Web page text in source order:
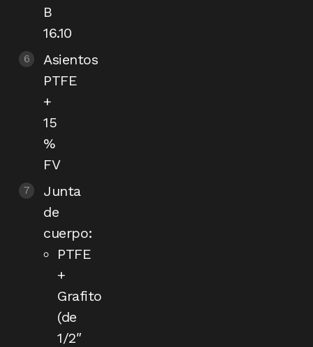
B
16.10
Asientos
PTFE
+
15
%
FV
Junta
de
cuerpo:
PTFE
+
Grafito
(de
1/2″